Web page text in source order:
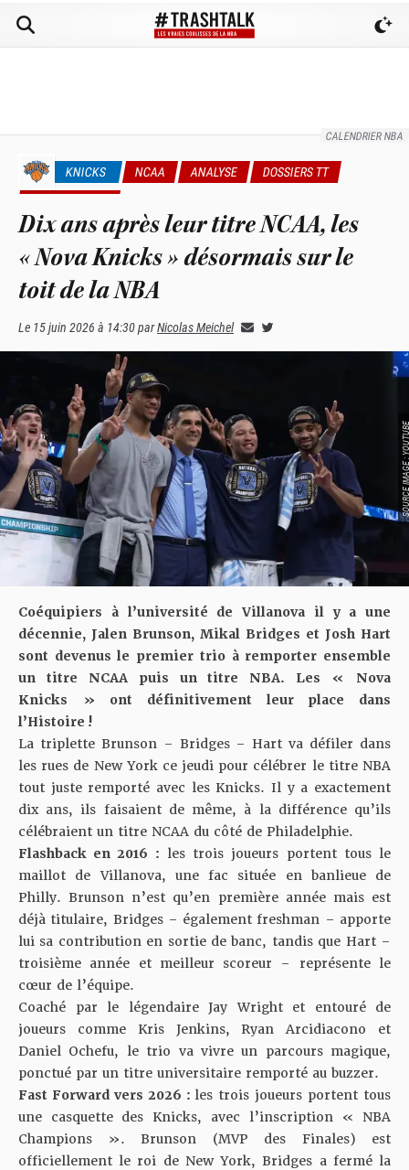
CALENDRIER NBA
KNICKS NCAA ANALYSE
DOSSIERS TT
Dix ans après leur titre NCAA, les
« Nova Knicks » désormais sur le
toit de la NBA
Le 15 juin 2026 à 14:30parNicolas Meichel
SOURCE
Coéquipiers à l’université de Villanova il y a une
décennie, Jalen Brunson, Mikal Bridges et Josh Hart
sont devenus le premier trio à remporter ensemble
un titre NCAA puis un titre NBA. Les « Nova
Knicks » ont définitivement leur place dans
l’Histoire !
La triplette Brunson – Bridges – Hart va défiler dans
les rues de New York ce jeudi pour célébrer le titre NBA
tout juste remporté avec les Knicks. Il y a exactement
dix ans, ils faisaient de même, à la différence qu’ils
célébraient un titre NCAA du côté de Philadelphie.
Flashback en 2016 : les trois joueurs portent tous le
maillot de Villanova, une fac située en banlieue de
Philly. Brunson n’est qu’en première année mais est
déjà titulaire, Bridges – également freshman – apporte
lui sa contribution en sortie de banc, tandis que Hart –
troisième année et meilleur scoreur – représente le
cœur de l’équipe.
Coaché par le légendaire Jay Wright et entouré de
joueurs comme Kris Jenkins, Ryan Arcidiacono et
Daniel Ochefu, le trio va vivre un parcours magique,
ponctué par un titre universitaire remporté au buzzer.
Fast Forward vers 2026 : les trois joueurs portent tous
une casquette des Knicks, avec l’inscription « NBA
Champions ». Brunson (MVP des Finales) est
officiellement le roi de New York, Bridges a fermé la